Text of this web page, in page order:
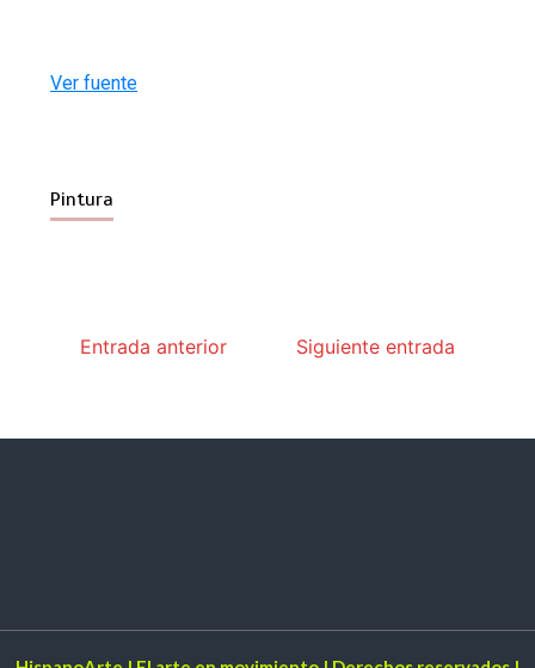
Ver fuente
Pintura
Entrada anterior Siguiente entrada